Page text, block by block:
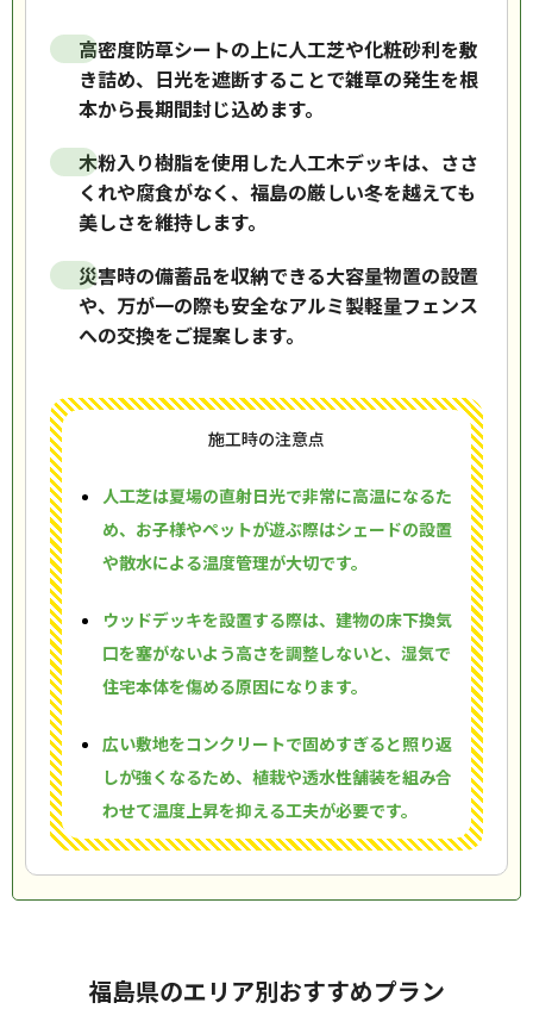
高密度防草シートの上に人工芝や化粧砂利を敷
き詰め、日光を遮断することで雑草の発生を根
本から長期間封じ込めます。
木粉入り樹脂を使用した人工木デッキは、ささ
くれや腐食がなく、福島の厳しい冬を越えても
美しさを維持します。
災害時の備蓄品を収納できる大容量物置の設置
や、万が一の際も安全なアルミ製軽量フェンス
への交換をご提案します。
施工時の注意点
人工芝は夏場の直射日光で非常に高温になるた
め、お子様やペットが遊ぶ際はシェードの設置
や散水による温度管理が大切です。
ウッドデッキを設置する際は、建物の床下換気
口を塞がないよう高さを調整しないと、湿気で
住宅本体を傷める原因になります。
広い敷地をコンクリートで固めすぎると照り返
しが強くなるため、植栽や透水性舗装を組み合
わせて温度上昇を抑える工夫が必要です。
福島県のエリア別おすすめプラン